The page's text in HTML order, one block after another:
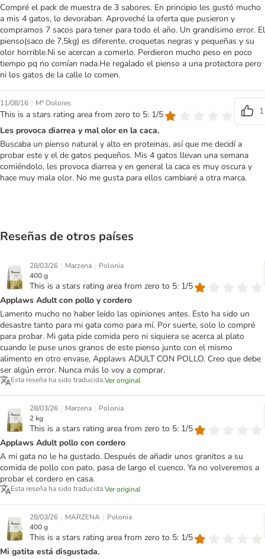
Compré el pack de muestra de 3 sabores. En principio les gustó mucho
a mis 4 gatos, lo devoraban. Aproveché la oferta que pusieron y
compramos 7 sacos para tener para todo el año. Un grandísimo error. El
pienso(saco de 7,5kg) es diferente, croquetas negras y pequeñas y su
olor horrible.Ni se acercan a comerlo. Perdieron mucho peso en poco
tiempo pq no comían nada.He regalado el pienso a una protectora pero
ni los gatos de la calle lo comen.
11/08/16 | Mª Dolores
This is a stars rating area from zero to 5: 1/5
1
Les provoca diarrea y mal olor en la caca.
Buscaba un pienso natural y alto en proteinas, así que me decidí a
probar este y el de gatos pequeños. Mis 4 gatos llevan una semana
comiéndolo, les provoca diarrea y en general la caca es muy oscura y
hace muy mala olor. No me gusta para ellos cambiaré a otra marca.
Reseñas de otros países
28/03/26 | Marzena | Polonia
400 g
This is a stars rating area from zero to 5: 1/5
Applaws Adult con pollo y cordero
Lamento mucho no haber leído las opiniones antes. Esto ha sido un
desastre tanto para mi gata como para mí. Por suerte, solo lo compré
para probar. Mi gata pide comida pero ni siquiera se acerca al plato
cuando le puse unos granos de este pienso junto con el mismo
alimento en otro envase, Applaws ADULT CON POLLO. Creo que debe
ser algún error. Nunca más lo voy a comprar.
Esta reseña ha sido traducida.Ver original
28/03/26 | Marzena | Polonia
2 kg
This is a stars rating area from zero to 5: 1/5
Applaws Adult pollo con cordero
A mi gata no le ha gustado. Después de añadir unos granitos a su
comida de pollo con pato, pasa de largo el cuenco. Ya no volveremos a
probar el cordero en casa.
Esta reseña ha sido traducida.Ver original
28/03/26 | MARZENA | Polonia
400 g
This is a stars rating area from zero to 5: 1/5
Mi gatita está disgustada.